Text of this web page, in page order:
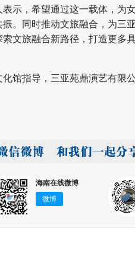
示，希望通过这一载体，为
。同时推动文旅融合，为三
文旅融合新路径，打造更多
指导，三亚苑鼎演艺有限
海南在线微博
微博